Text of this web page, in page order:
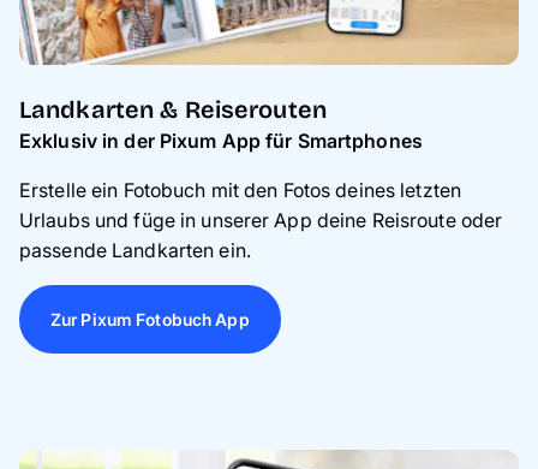
Landkarten & Reiserouten
Exklusiv in der Pixum App für Smartphones
Erstelle ein Fotobuch mit den Fotos deines letzten
Urlaubs undfüge in unserer App deine Reisroute oder
passende Landkarten ein.
Zur Pixum Fotobuch App